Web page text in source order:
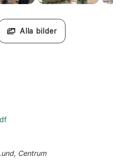
Alla bilder
Centrum